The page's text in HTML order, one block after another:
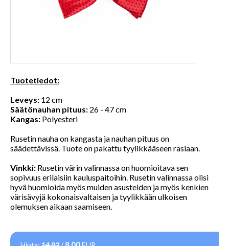
Tuotetiedot:
Leveys: 12 cm
Säätönauhan pituus: 26 - 47 cm
Kangas: Polyesteri
Rusetin nauha on kangasta ja nauhan pituus on
säädettävissä. Tuote on pakattu tyylikkääseen rasiaan.
Vinkki: Rusetin värin valinnassa on huomioitava sen
sopivuus erilaisiin kauluspaitoihin. Rusetin valinnassa olisi
hyvä huomioida myös muiden asusteiden ja myös kenkien
värisävyjä kokonaisvaltaisen ja tyylikkään ulkoisen
olemuksen aikaan saamiseen.